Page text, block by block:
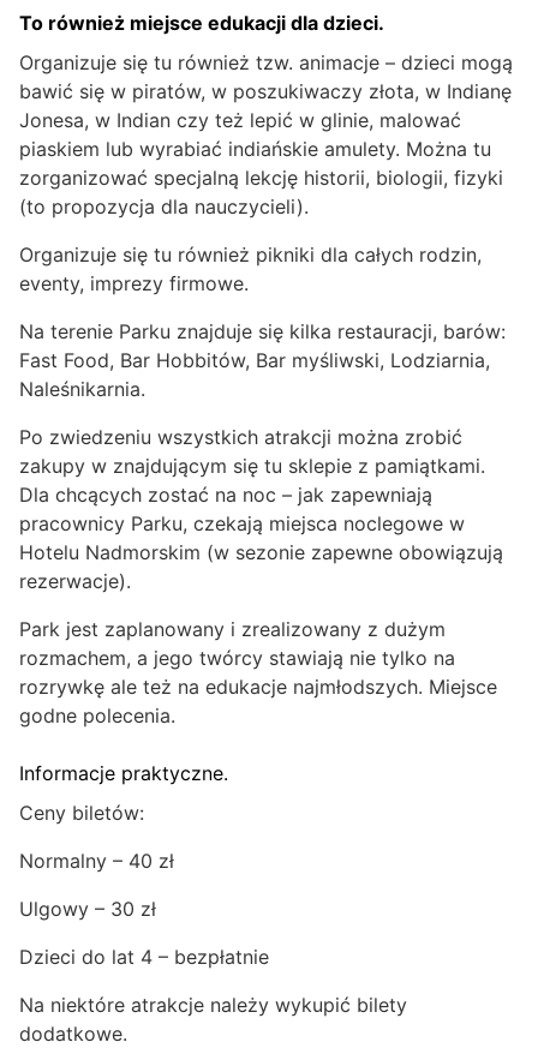
To również miejsce edukacji dla dzieci.
Organizuje się tu również tzw. animacje – dzieci mogą
bawić się w piratów, w poszukiwaczy złota, w Indianę
Jonesa, w Indian czy też lepić w glinie, malować
piaskiem lub wyrabiać indiańskie amulety. Można tu
zorganizować specjalną lekcję historii, biologii, fizyki
(to propozycja dla nauczycieli).
Organizuje się tu również pikniki dla całych rodzin,
eventy, imprezy firmowe.
Na terenie Parku znajduje się kilka restauracji, barów:
Fast Food, Bar Hobbitów, Bar myśliwski, Lodziarnia,
Naleśnikarnia.
Po zwiedzeniu wszystkich atrakcji można zrobić
zakupy w znajdującym się tu sklepie z pamiątkami.
Dla chcących zostać na noc – jak zapewniają
pracownicy Parku, czekają miejsca noclegowe w
Hotelu Nadmorskim (w sezonie zapewne obowiązują
rezerwacje).
Park jest zaplanowany i zrealizowany z dużym
rozmachem, a jego twórcy stawiają nie tylko na
rozrywkę ale też na edukacje najmłodszych. Miejsce
godne polecenia.
Informacje praktyczne.
Ceny biletów:
Normalny – 40 zł
Ulgowy – 30 zł
Dzieci do lat 4 – bezpłatnie
Na niektóre atrakcje należy wykupić bilety
dodatkowe.